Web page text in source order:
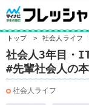
トップ > 社会人ライフ
社会人3年目・
#先輩社会人の
社会人ライフ